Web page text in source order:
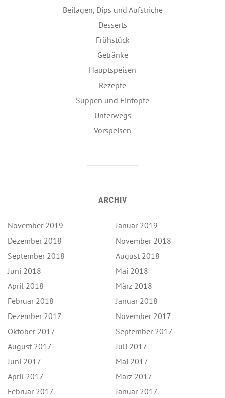
Beilagen, Dips und Aufstriche
Desserts
Frühstück
Getränke
Hauptspeisen
Rezepte
Suppen und Eintöpfe
Unterwegs
Vorspeisen
ARCHIV
November 2019
Januar 2019
Dezember 2018
November 2018
September 2018
August 2018
Juni 2018
Mai 2018
April 2018
März 2018
Februar 2018
Januar 2018
Dezember 2017
November 2017
Oktober 2017
September 2017
August 2017
Juli 2017
Juni 2017
Mai 2017
April 2017
März 2017
Februar 2017
Januar 2017